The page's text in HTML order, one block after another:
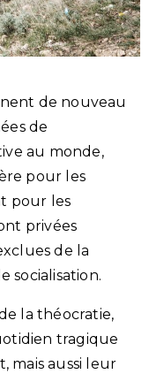
de nouveau
de
au monde,
pour les
pour les
privées
de la
socialisation.
la théocratie,
tragique
mais aussi leur